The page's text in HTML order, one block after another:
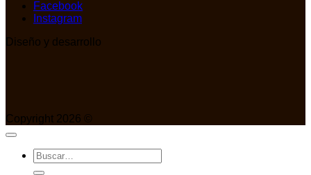
Facebook
Instagram
Diseño y desarrollo
Copyright 2026 ©
Buscar
por: